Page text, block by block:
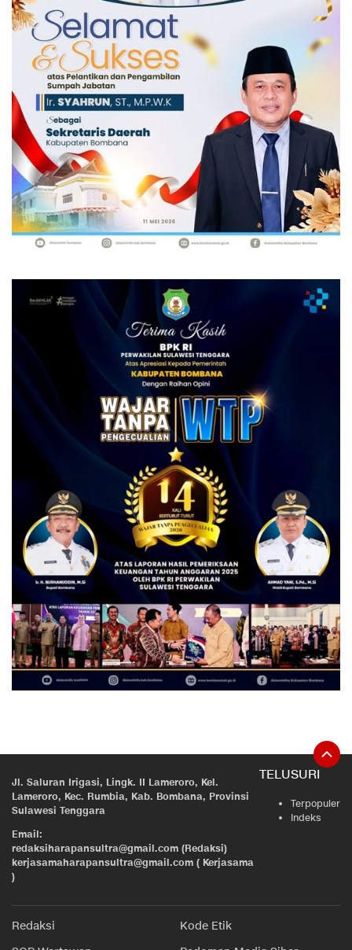
Jl. Saluran Irigasi, Lingk. II Lameroro, Kel.
Lameroro, Kec. Rumbia, Kab. Bombana, Provinsi
Sulawesi Tenggara
Email:
redaksiharapansultra@gmail.com (Redaksi)
kerjasamaharapansultra@gmail.com ( Kerjasama
)
TELUSURI
Terpopuler
Indeks
Redaksi
Kode Etik